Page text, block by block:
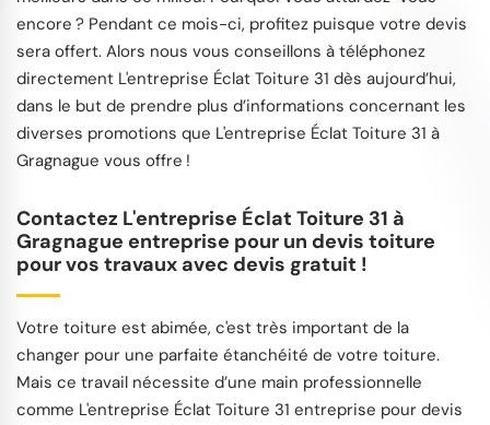
encore ? Pendant ce mois-ci, profitez puisque votre devis
sera offert. Alors nous vous conseillons à téléphonez
directement L'entreprise Éclat Toiture 31 dès aujourd’hui,
dans le but de prendre plus d’informations concernant les
diverses promotions que L'entreprise Éclat Toiture 31 à
Gragnague vous offre !
Contactez L'entreprise Éclat Toiture 31 à
Gragnague entreprise pour un devis toiture
pour vos travaux avec devis gratuit !
Votre toiture est abimée, c'est très important de la
changer pour une parfaite étanchéité de votre toiture.
Mais ce travail nécessite d’une main professionnelle
comme L'entreprise Éclat Toiture 31 entreprise pour devis